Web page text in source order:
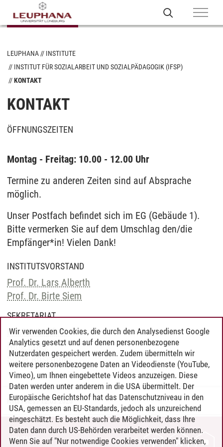
LEUPHANA
INSTITUTE
INSTITUT FÜR SOZIALARBEIT UND SOZIALPÄDAGOGIK (IFSP)
KONTAKT
KONTAKT
ÖFFNUNGSZEITEN
Montag - Freitag: 10.00 - 12.00 Uhr
Termine zu anderen Zeiten sind auf Absprache
möglich.
Unser Postfach befindet sich im EG (Gebäude 1).
Bitte vermerken Sie auf dem Umschlag den/die
Empfänger*in! Vielen Dank!
INSTITUTSVORSTAND
Prof. Dr. Lars Alberth
Prof. Dr. Birte Siem
SEKRETARIAT
Kirsten Meißner
Nina Pries
Sonja Rosenthal
Nina Pries/12.03.2026
KONTAKT
Wir verwenden Cookies, die durch den Analysedienst Google
Analytics gesetzt und auf denen personenbezogene
Nutzerdaten gespeichert werden. Zudem übermitteln wir
weitere personenbezogene Daten an Videodienste (YouTube,
Vimeo), um Ihnen eingebettete Videos anzuzeigen. Diese
Daten werden unter anderem in die USA übermittelt. Der
Europäische Gerichtshof hat das Datenschutzniveau in den
USA, gemessen an EU-Standards, jedoch als unzureichend
eingeschätzt. Es besteht auch die Möglichkeit, dass Ihre
Daten dann durch US-Behörden verarbeitet werden können.
Wenn Sie auf "Nur notwendige Cookies verwenden" klicken,